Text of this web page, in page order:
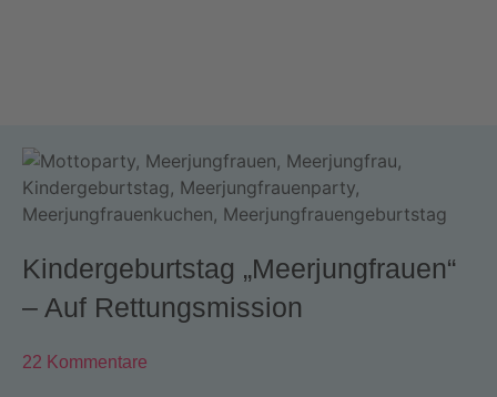
Kindergeburtstag „Meerjungfrauen“
– Auf Rettungsmission
22 Kommentare